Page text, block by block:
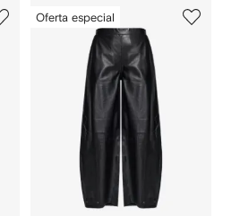
Oferta especial